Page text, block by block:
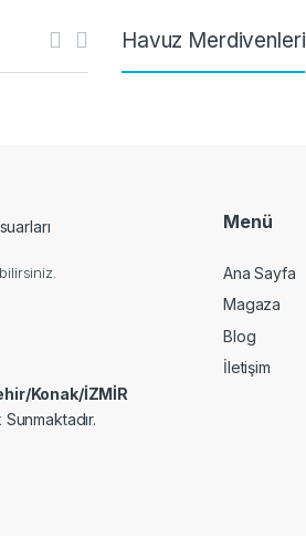
Havuz Merdivenleri
Konak/İZMİR
Menü
Ana Sayfa
Magaza
Blog
İletişim